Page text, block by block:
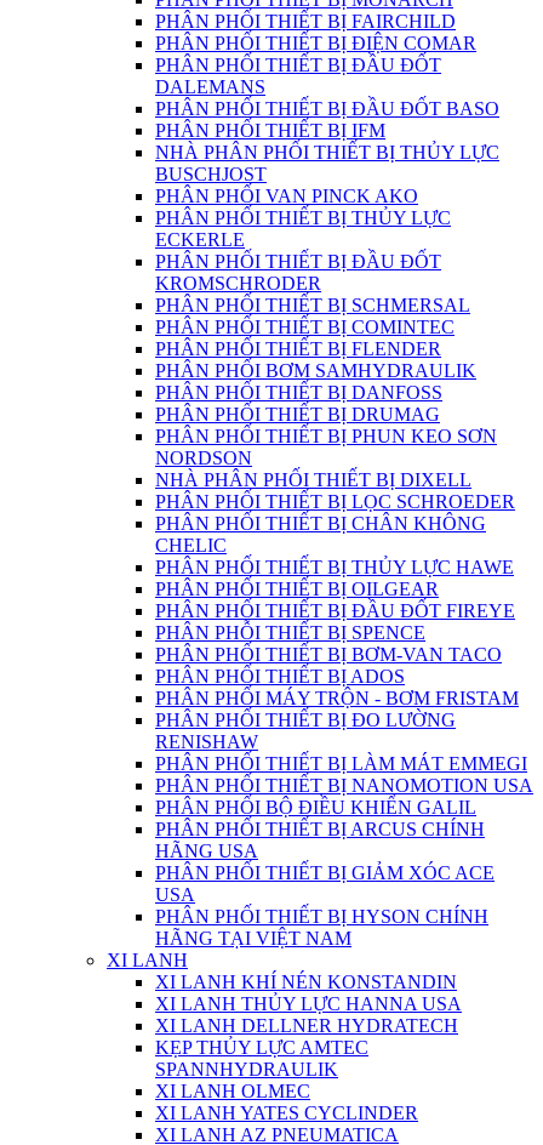
PHÂN PHỐI THIẾT BỊ FAIRCHILD
PHÂN PHỐI THIẾT BỊ ĐIỆN COMAR
PHÂN PHỐI THIẾT BỊ ĐẦU ĐỐT
DALEMANS
PHÂN PHỐI THIẾT BỊ ĐẦU ĐỐT BASO
PHÂN PHỐI THIẾT BỊ IFM
NHÀ PHÂN PHỐI THIẾT BỊ THỦY LỰC
BUSCHJOST
PHÂN PHỐI VAN PINCK AKO
PHÂN PHỐI THIẾT BỊ THỦY LỰC
ECKERLE
PHÂN PHỐI THIẾT BỊ ĐẦU ĐỐT
KROMSCHRODER
PHÂN PHỐI THIẾT BỊ SCHMERSAL
PHÂN PHỐI THIẾT BỊ COMINTEC
PHÂN PHỐI THIẾT BỊ FLENDER
PHÂN PHỐI BƠM SAMHYDRAULIK
PHÂN PHỐI THIẾT BỊ DANFOSS
PHÂN PHỐI THIẾT BỊ DRUMAG
PHÂN PHỐI THIẾT BỊ PHUN KEO SƠN
NORDSON
NHÀ PHÂN PHỐI THIẾT BỊ DIXELL
PHÂN PHỐI THIẾT BỊ LỌC SCHROEDER
PHÂN PHỐI THIẾT BỊ CHÂN KHÔNG
CHELIC
PHÂN PHỐI THIẾT BỊ THỦY LỰC HAWE
PHÂN PHỐI THIẾT BỊ OILGEAR
PHÂN PHỐI THIẾT BỊ ĐẦU ĐỐT FIREYE
PHÂN PHỖI THIẾT BỊ SPENCE
PHÂN PHỐI THIẾT BỊ BƠM-VAN TACO
PHÂN PHỐI THIẾT BỊ ADOS
PHÂN PHỐI MÁY TRỘN - BƠM FRISTAM
PHÂN PHỐI THIẾT BỊ ĐO LƯỜNG
RENISHAW
PHÂN PHỐI THIẾT BỊ LÀM MÁT EMMEGI
PHÂN PHỐI THIẾT BỊ NANOMOTION USA
PHÂN PHỐI BỘ ĐIỀU KHIỂN GALIL
PHÂN PHỐI THIẾT BỊ ARCUS CHÍNH
HÃNG USA
PHÂN PHỐI THIẾT BỊ GIẢM XÓC ACE
USA
PHÂN PHỐI THIẾT BỊ HYSON CHÍNH
HÃNG TẠI VIỆT NAM
XI LANH
XI LANH KHÍ NÉN KONSTANDIN
XI LANH THỦY LỰC HANNA USA
XI LANH DELLNER HYDRATECH
KẸP THỦY LỰC AMTEC
SPANNHYDRAULIK
XI LANH OLMEC
XI LANH YATES CYCLINDER
XI LANH AZ PNEUMATICA